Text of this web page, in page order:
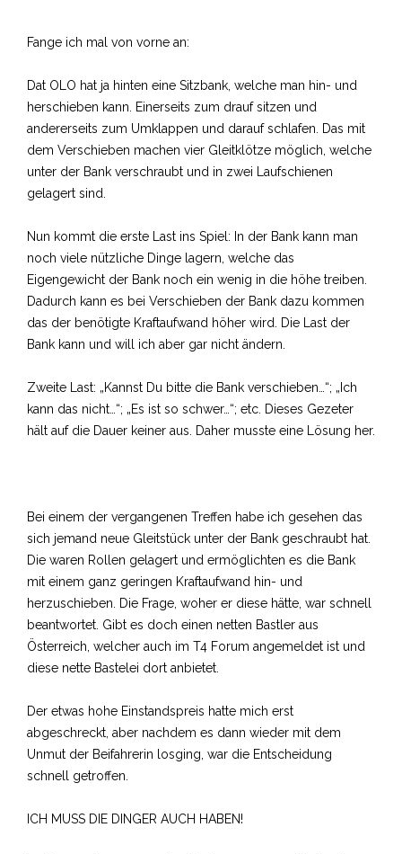
Fange ich mal von vorne an:
Dat OLO hat ja hinten eine Sitzbank, welche man hin- und
herschieben kann. Einerseits zum drauf sitzen und
andererseits zum Umklappen und darauf schlafen. Das mit
dem Verschieben machen vier Gleitklötze möglich, welche
unter der Bank verschraubt und in zwei Laufschienen
gelagert sind.
Nun kommt die erste Last ins Spiel: In der Bank kann man
noch viele nützliche Dinge lagern, welche das
Eigengewicht der Bank noch ein wenig in die höhe treiben.
Dadurch kann es bei Verschieben der Bank dazu kommen
das der benötigte Kraftaufwand höher wird. Die Last der
Bank kann und will ich aber gar nicht ändern.
Zweite Last: „Kannst Du bitte die Bank verschieben…“; „Ich
kann das nicht…“; „Es ist so schwer…“; etc. Dieses Gezeter
hält auf die Dauer keiner aus. Daher musste eine Lösung her.
Bei einem der vergangenen Treffen habe ich gesehen das
sich jemand neue Gleitstück unter der Bank geschraubt hat.
Die waren Rollen gelagert und ermöglichten es die Bank
mit einem ganz geringen Kraftaufwand hin- und
herzuschieben. Die Frage, woher er diese hätte, war schnell
beantwortet. Gibt es doch einen netten Bastler aus
Österreich, welcher auch im T4 Forum angemeldet ist und
diese nette Bastelei dort anbietet.
Der etwas hohe Einstandspreis hatte mich erst
abgeschreckt, aber nachdem es dann wieder mit dem
Unmut der Beifahrerin losging, war die Entscheidung
schnell getroffen.
ICH MUSS DIE DINGER AUCH HABEN!